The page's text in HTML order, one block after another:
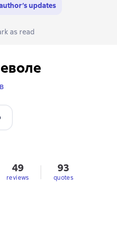
updates
as read
49
reviews
93
quotes